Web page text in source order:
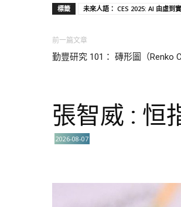
標籤 未來人語： CES 2025: AI 由虛到實
前一篇文章
勤豐研究 101： 磚形圖（Renko
張智威 : 恒
2026-08-07